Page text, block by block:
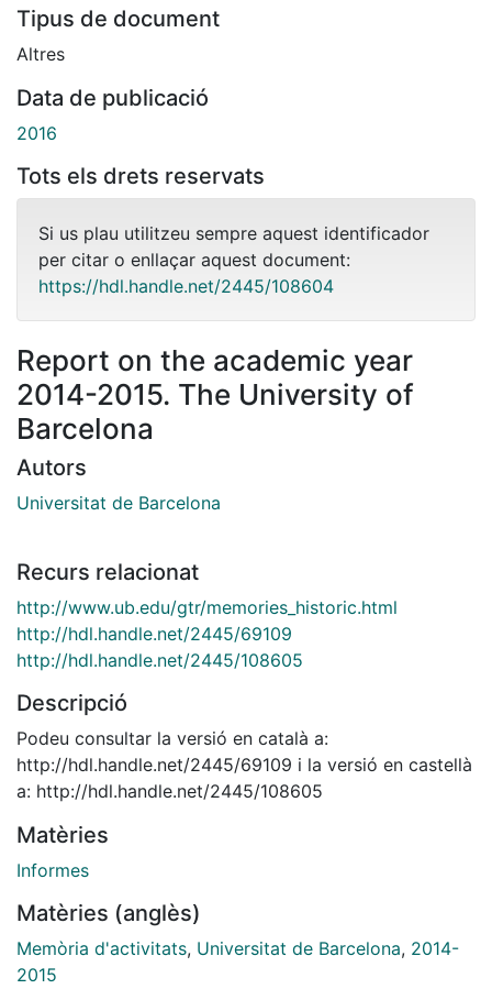
Tipus de document
Altres
Data de publicació
2016
Tots els drets reservats
Si us plau utilitzeu sempre aquest identificador
per citar o enllaçar aquest document:
https://hdl.handle.net/2445/108604
Report on the academic year
2014-2015. The University of
Barcelona
Autors
Universitat de Barcelona
Recurs relacionat
http://www.ub.edu/gtr/memories_historic.html
http://hdl.handle.net/2445/69109
http://hdl.handle.net/2445/108605
Descripció
Podeu consultar la versió en català a:
http://hdl.handle.net/2445/69109 i la versió en castellà
a: http://hdl.handle.net/2445/108605
Matèries
Informes
Matèries (anglès)
Memòria d'activitats, Universitat de Barcelona, 2014-
2015